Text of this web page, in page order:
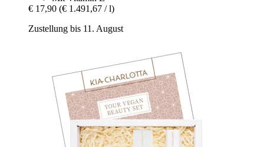
€ 17,90 (€ 1.491,67 / l)
Zustellung bis 11. August